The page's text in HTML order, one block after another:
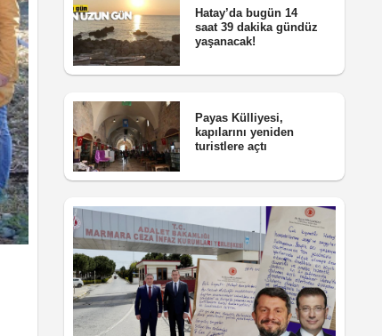
Hatay’da bugün 14
saat 39 dakika gündüz
yaşanacak!
Payas Külliyesi,
kapılarını yeniden
turistlere açtı